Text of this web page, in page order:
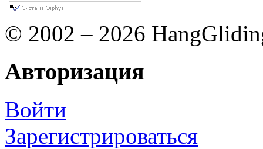
© 2002 – 2026
Авторизация
Войти
Зарегистрироваться